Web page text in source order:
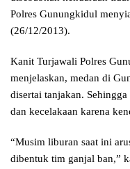
Polres Gunungkidul
(26/12/2013).
Kanit Turjawali Polres
menjelaskan, medan di
disertai tanjakan.
dan kecelakaan karena
“Musim liburan saat ini
dibentuk tim ganjal ban,”